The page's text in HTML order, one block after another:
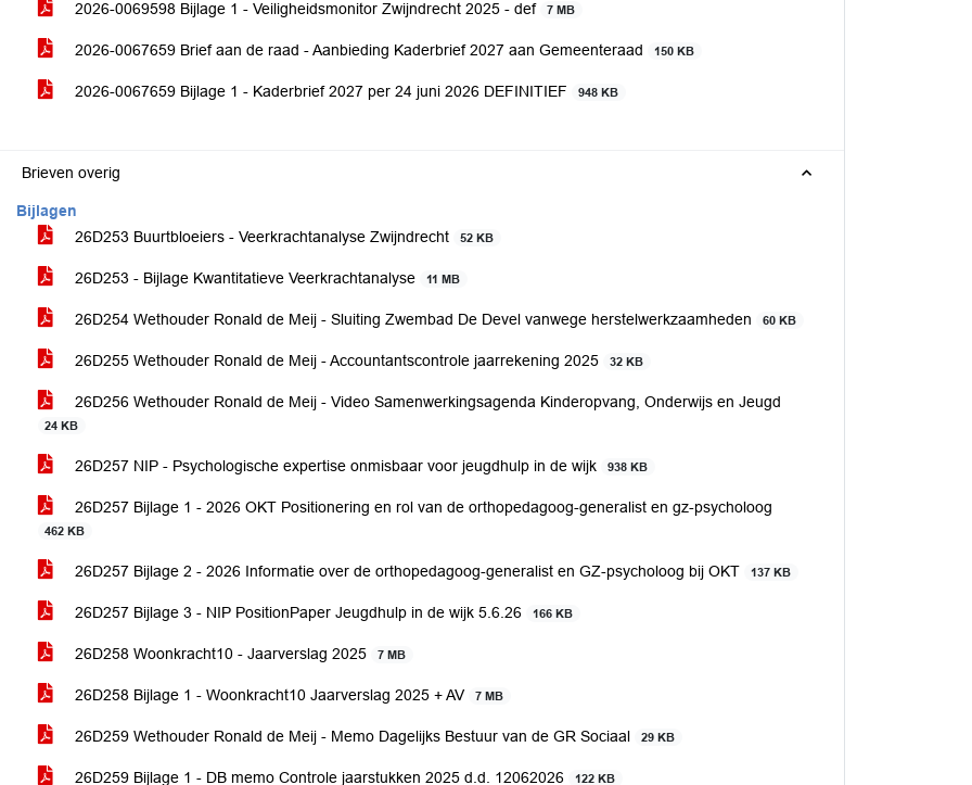
2026-0069598 Bijlage 1 - Veiligheidsmonitor Zwijndrecht 2025 - def 7 MB
2026-0067659 Brief aan de raad - Aanbieding Kaderbrief 2027 aan Gemeenteraad 150 KB
2026-0067659 Bijlage 1 - Kaderbrief 2027 per 24 juni 2026 DEFINITIEF 948 KB
Brieven overig
Bijlagen
26D253 Buurtbloeiers - Veerkrachtanalyse Zwijndrecht
52 KB
26D253 - Bijlage Kwantitatieve Veerkrachtanalyse 11 MB
26D254 Wethouder Ronald de Meij - Sluiting Zwembad De Devel vanwege herstelwerkzaamheden 60 KB
26D255 Wethouder Ronald de Meij - Accountantscontrole jaarrekening 2025 32 KB
26D256 Wethouder Ronald de Meij - Video Samenwerkingsagenda Kinderopvang, Onderwijs en Jeugd
24 KB
26D257 NIP - Psychologische expertise onmisbaar voor jeugdhulp in de wijk 938 KB
26D257 Bijlage 1 - 2026 OKT Positionering en rol van de orthopedagoog-generalist en gz-psycholoog
462 KB
26D257 Bijlage 2 - 2026 Informatie over de orthopedagoog-generalist en GZ-psycholoog bij OKT 137 KB
26D257 Bijlage 3 - NIP PositionPaper Jeugdhulp in de wijk 5.6.26 166 KB
26D258 Woonkracht10 - Jaarverslag 2025 7 MB
26D258 Bijlage 1 - Woonkracht10 Jaarverslag 2025 + AV 7 MB
26D259 Wethouder Ronald de Meij - Memo Dagelijks Bestuur van de GR Sociaal 29 KB
26D259 Bijlage 1 - DB memo Controle jaarstukken 2025 d.d. 12062026 122 KB